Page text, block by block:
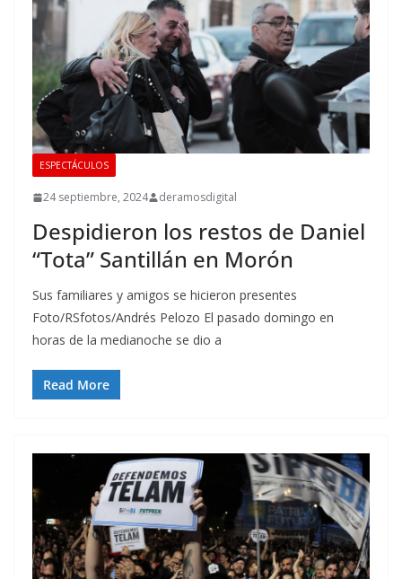
ESPECTÁCULOS
24 septiembre, 2024 deramosdigital
Despidieron los restos de Daniel
“Tota” Santillán en Morón
Sus familiares y amigos se hicieron presentes
Foto/RSfotos/Andrés Pelozo El pasado domingo en
horas de la medianoche se dio a
Read More